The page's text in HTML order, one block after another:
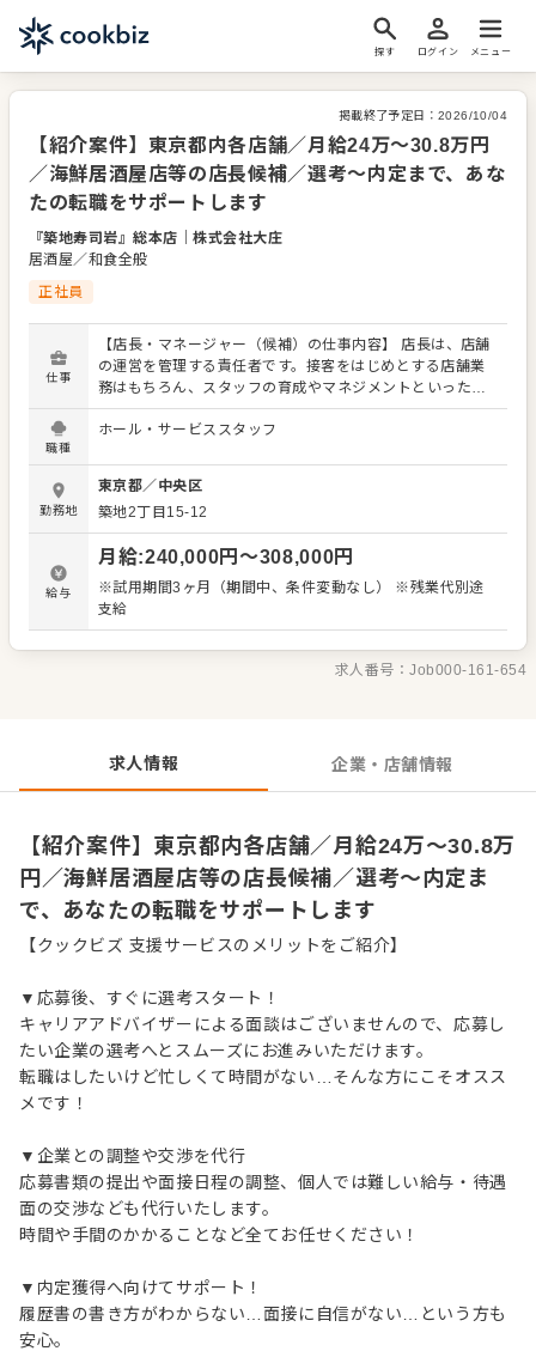
探す ログイン メニュー
掲載終了予定日： 2026/10/04
【紹介案件】東京都内各店舗／月給24万～30.8万円
／海鮮居酒屋店等の店長候補／選考～内定まで、あな
たの転職をサポートします
『築地寿司岩』総本店 ｜株式会社大庄
居酒屋／和食全般
正社員
仕事
【店長・マネージャー（候補）の仕事内容】 店長は、店舗
の運営を管理する責任者です。接客をはじめとする店舗業
務はもちろん、スタッフの育成やマネジメントといった重
要な役割を担います。メインとなるのは、販促イベントや
キャンペーンの企画なども含め、売上に繋げていくことで
あなたならではのアイデアを積極的に発信してください。
【具体的には…】 ・ホール、キッチンの全体管理 ・予約管
理、電話対応 ・接客、サービス全般 ・売上管理、在庫管理
・スタッフの育成やマネジメント、シフト管理 など 入社
後はスキルに合わせた業務からお任せしますので、徐々に
仕事の幅を広げていきましょう。成長をしっかりサポート
しますので、経験に関わらず安心してスタートできる環境
職種
ホール・サービススタッフ
勤務地
東京都／ 中央区
築地2丁目15-12
給与
月給:240,000円〜308,000円
※試用期間3ヶ月（期間中、条件変動なし） ※残業代別途
支給
求人番号：Job000-161-654
求人情報 企業・店舗情報
【紹介案件】東京都内各店舗／月給24万～30.8万
円／海鮮居酒屋店等の店長候補／選考～内定ま
で、あなたの転職をサポートします
【クックビズ 支援サービスのメリットをご紹介】
▼応募後、すぐに選考スタート！
キャリアアドバイザーによる面談はございませんので、応募し
たい企業の選考へとスムーズにお進みいただけます。
転職はしたいけど忙しくて時間がない…そんな方にこそオスス
メです！
▼企業との調整や交渉を代行
応募書類の提出や面接日程の調整、個人では難しい給与・待遇
面の交渉なども代行いたします。
時間や手間のかかることなど全てお任せください！
▼内定獲得へ向けてサポート！
履歴書の書き方がわからない…面接に自信がない…という方も
安心。